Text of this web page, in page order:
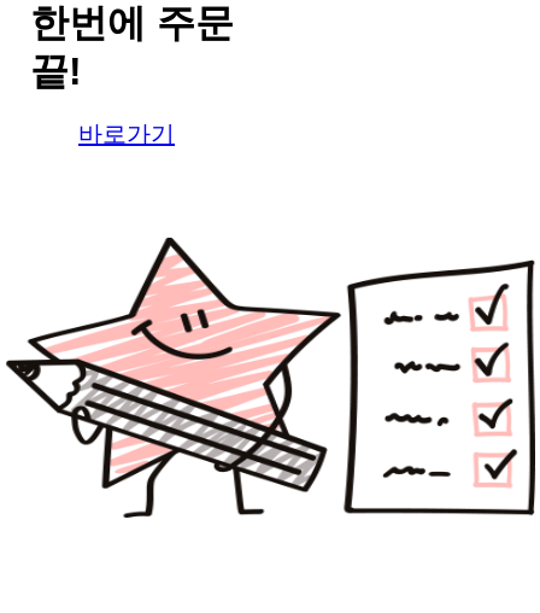
한번에 주문
끝!
바로가기